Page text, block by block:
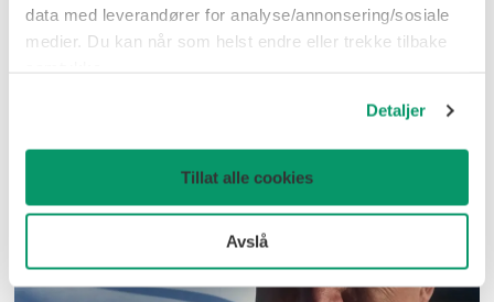
data med leverandører for analyse/annonsering/sosiale
medier. Du kan når som helst endre eller trekke tilbake
Detaljer
Tillat alle cookies
Avslå
ansatte: Nå gir Kjartan Ridderset
gass videre med eget selskap